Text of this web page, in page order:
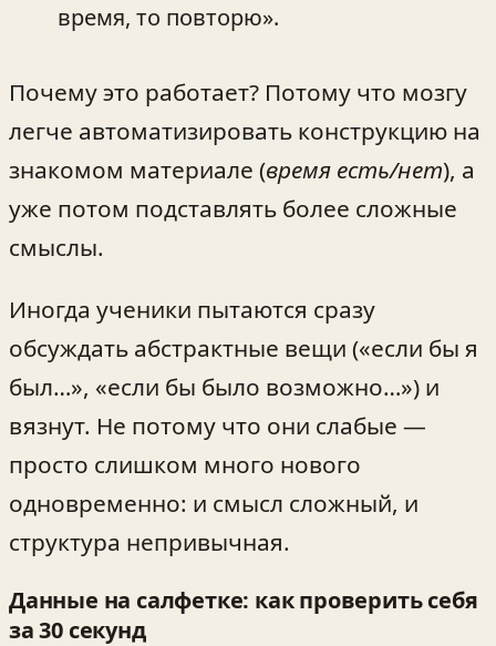
время, то повторю».
Почему это работает? Потому что мозгу
легче автоматизировать конструкцию на
знакомом материале (время есть/нет), а
уже потом подставлять более сложные
смыслы.
Иногда ученики пытаются сразу
обсуждать абстрактные вещи («если бы я
был…», «если бы было возможно…») и
вязнут. Не потому что они слабые —
просто слишком много нового
одновременно: и смысл сложный, и
структура непривычная.
Данные на салфетке: как проверить себя
за 30 секунд